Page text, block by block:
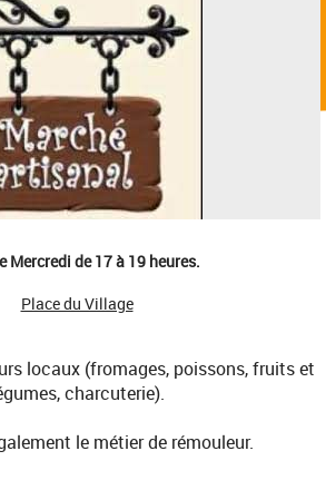
Mercredi de 17 à 19 heures.
Place du Village
locaux (fromages, poissons, fruits et
charcuterie).
le métier de rémouleur.